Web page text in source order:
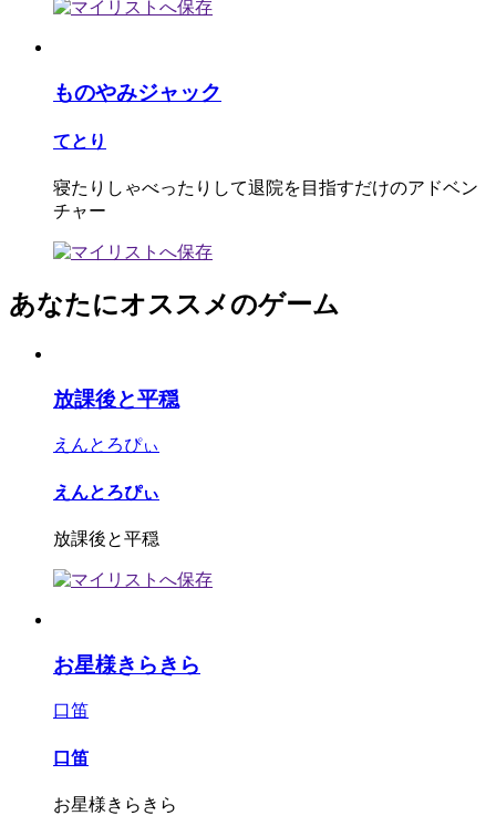
ものやみジャック
てとり
寝たりしゃべったりして退院を目指すだけのアドベン
チャー
あなたにオススメのゲーム
放課後と平穏
えんとろぴぃ
えんとろぴぃ
放課後と平穏
お星様きらきら
口笛
口笛
お星様きらきら